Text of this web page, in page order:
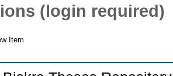
(login required)
Item